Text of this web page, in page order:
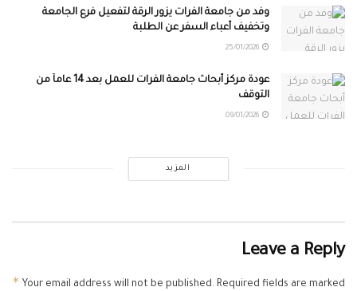
وفد من جامعة الفرات يزور الرقة لتفعيل فرع الجامعة
وتخفيف أعباء السفر عن الطلبة
عودة مركز أبحاث جامعة الفرات للعمل بعد 14 عاماً من
التوقف
المزيد
Leave a Reply
Your email address will not be published. Required fields are marked
*